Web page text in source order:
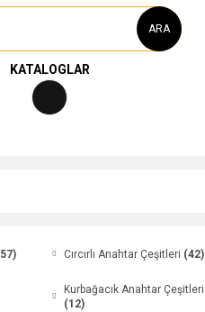
ARA
KATALOGLAR
Cırcırlı Anahtar Çeşitleri (42)
Kurbağacık Anahtar Çeşitleri
(12)